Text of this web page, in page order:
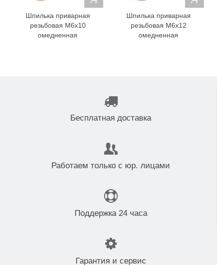
Шпилька приварная
резьбовая M6x10
омедненная
Шпилька приварная
резьбовая M6x12
омедненная
Бесплатная доставка
Работаем только с юр. лицами
Поддержка 24 часа
Гарантия и сервис